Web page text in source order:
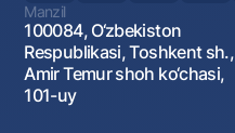
Manzil
100084, O‘zbekiston
Respublikasi, Toshkent sh.,
Amir Temur shoh ko‘chasi,
101-uy